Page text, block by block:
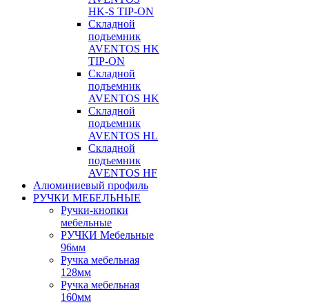
HK-S TIP-ON
Складной
подъемник
AVENTOS HK
TIP-ON
Складной
подъемник
AVENTOS HK
Складной
подъемник
AVENTOS HL
Складной
подъемник
AVENTOS HF
Алюминиевый профиль
РУЧКИ МЕБЕЛЬНЫЕ
Ручки-кнопки
мебельные
РУЧКИ Мебельные
96мм
Ручка мебельная
128мм
Ручка мебельная
160мм